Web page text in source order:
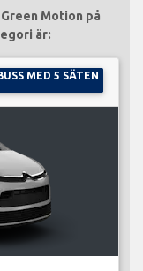
Motion på
är:
MED 5 SÄTEN